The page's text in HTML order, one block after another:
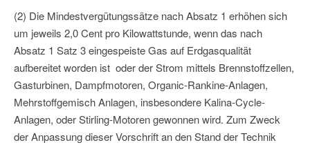
(2) Die Mindestvergütungssätze nach Absatz 1 erhöhen sich
um jeweils 2,0 Cent pro Kilowattstunde, wenn das nach
Absatz 1 Satz 3 eingespeiste Gas auf Erdgasqualität
aufbereitet worden ist oder der Strom mittels Brennstoffzellen,
Gasturbinen, Dampfmotoren, Organic-Rankine-Anlagen,
Mehrstoffgemisch Anlagen, insbesondere Kalina-Cycle-
Anlagen, oder Stirling-Motoren gewonnen wird. Zum Zweck
der Anpassung dieser Vorschrift an den Stand der Technik